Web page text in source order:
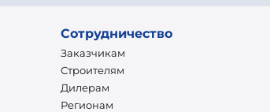
Сотрудничество
Заказчикам
Строителям
Дилерам
Регионам